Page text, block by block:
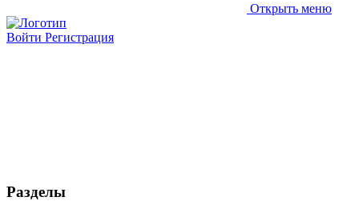
Открыть меню
Войти Регистрация
Разделы